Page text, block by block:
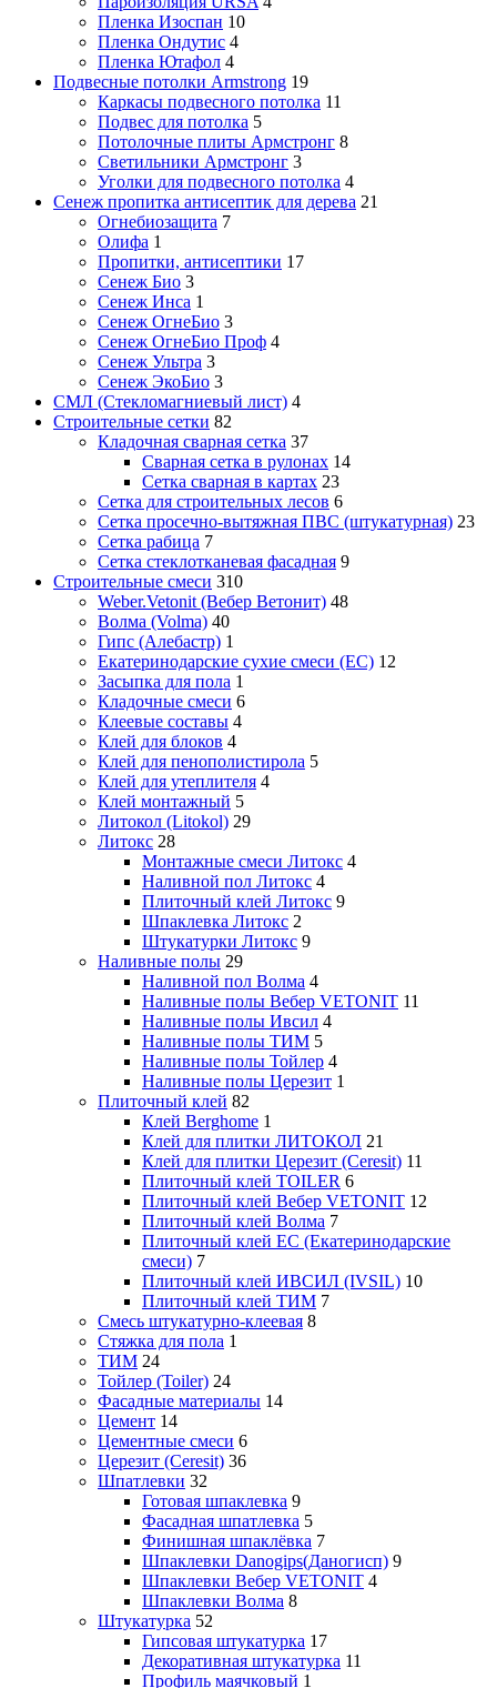
Пленка Изоспан 10
Пленка Ондутис 4
Пленка Ютафол 4
Подвесные потолки Armstrong 19
Каркасы подвесного потолка 11
Подвес для потолка 5
Потолочные плиты Армстронг 8
Светильники Армстронг 3
Уголки для подвесного потолка 4
Сенеж пропитка антисептик для дерева 21
Огнебиозащита 7
Олифа 1
Пропитки, антисептики 17
Сенеж Био 3
Сенеж Инса 1
Сенеж ОгнеБио 3
Сенеж ОгнеБио Проф 4
Сенеж Ультра 3
Сенеж ЭкоБио 3
СМЛ (Стекломагниевый лист) 4
Строительные сетки 82
Кладочная сварная сетка 37
Сварная сетка в рулонах 14
Сетка сварная в картах 23
Сетка для строительных лесов 6
Сетка просечно-вытяжная ПВС (штукатурная) 23
Сетка рабица 7
Сетка стеклотканевая фасадная 9
Строительные смеси 310
Weber.Vetonit (Вебер Ветонит) 48
Волма (Volma) 40
Гипс (Алебастр) 1
Екатеринодарские сухие смеси (ЕС) 12
Засыпка для пола 1
Кладочные смеси 6
Клеевые составы 4
Клей для блоков 4
Клей для пенополистирола 5
Клей для утеплителя 4
Клей монтажный 5
Литокол (Litokol) 29
Литокс 28
Монтажные смеси Литокс 4
Наливной пол Литокс 4
Плиточный клей Литокс 9
Шпаклевка Литокс 2
Штукатурки Литокс 9
Наливные полы 29
Наливной пол Волма 4
Наливные полы Вебер VETONIT 11
Наливные полы Ивсил 4
Наливные полы ТИМ 5
Наливные полы Тойлер 4
Наливные полы Церезит 1
Плиточный клей 82
Клей Berghome 1
Клей для плитки ЛИТОКОЛ 21
Клей для плитки Церезит (Ceresit) 11
Плиточный клей TOILER 6
Плиточный клей Вебер VETONIT 12
Плиточный клей Волма 7
Плиточный клей ЕС (Екатеринодарские
смеси) 7
Плиточный клей ИВСИЛ (IVSIL) 10
Плиточный клей ТИМ 7
Смесь штукатурно-клеевая 8
Стяжка для пола 1
ТИМ 24
Тойлер (Toiler) 24
Фасадные материалы 14
Цемент 14
Цементные смеси 6
Церезит (Ceresit) 36
Шпатлевки 32
Готовая шпаклевка 9
Фасадная шпатлевка 5
Финишная шпаклёвка 7
Шпаклевки Danogips(Даногисп) 9
Шпаклевки Вебер VETONIT 4
Шпаклевки Волма 8
Штукатурка 52
Гипсовая штукатурка 17
Декоративная штукатурка 11
Профиль маячковый 1